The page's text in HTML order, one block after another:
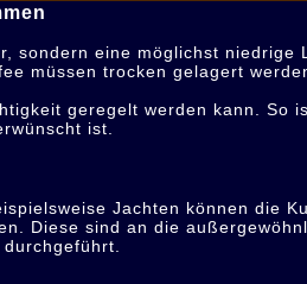
sondern eine möglichst niedrige
müssen trocken gelagert
geregelt werden kann. So
ist.
Jachten können die
Diese sind an die